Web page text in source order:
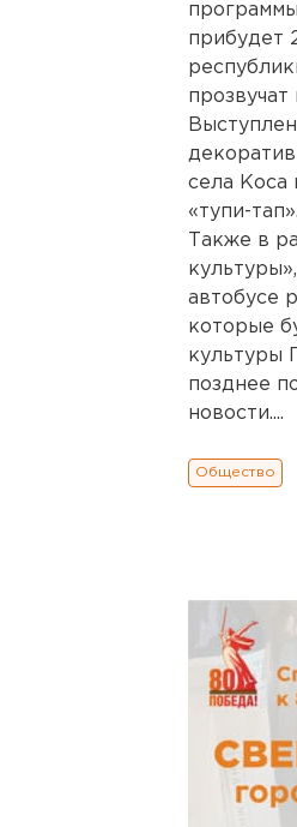
прибудет
села Коса
«тупи-тап».
Также в
автобусе
которые
культуры
позднее
новости....
Общество